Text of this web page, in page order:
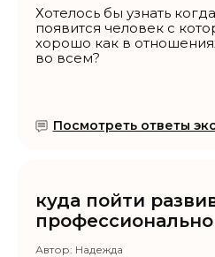
Хотелось бы узнать
появится человек с
хорошо как в
во всем?
Посмотреть ответы
куда пойти
Автор: Надежда